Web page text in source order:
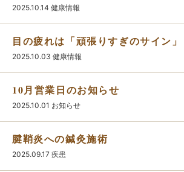
アクセス
かんわブログ
2025.10.14 健康情報
目の疲れは「頑張りすぎのサイン」
2025.10.03 健康情報
10月営業日のお知らせ
2025.10.01 お知らせ
腱鞘炎への鍼灸施術
2025.09.17 疾患